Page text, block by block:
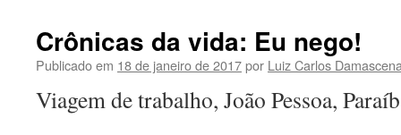
Crônicas da vida: Eu nego!
Publicado em 18 de janeiro de 2017por Luiz Carlos
Viagem de trabalho, João Pessoa,